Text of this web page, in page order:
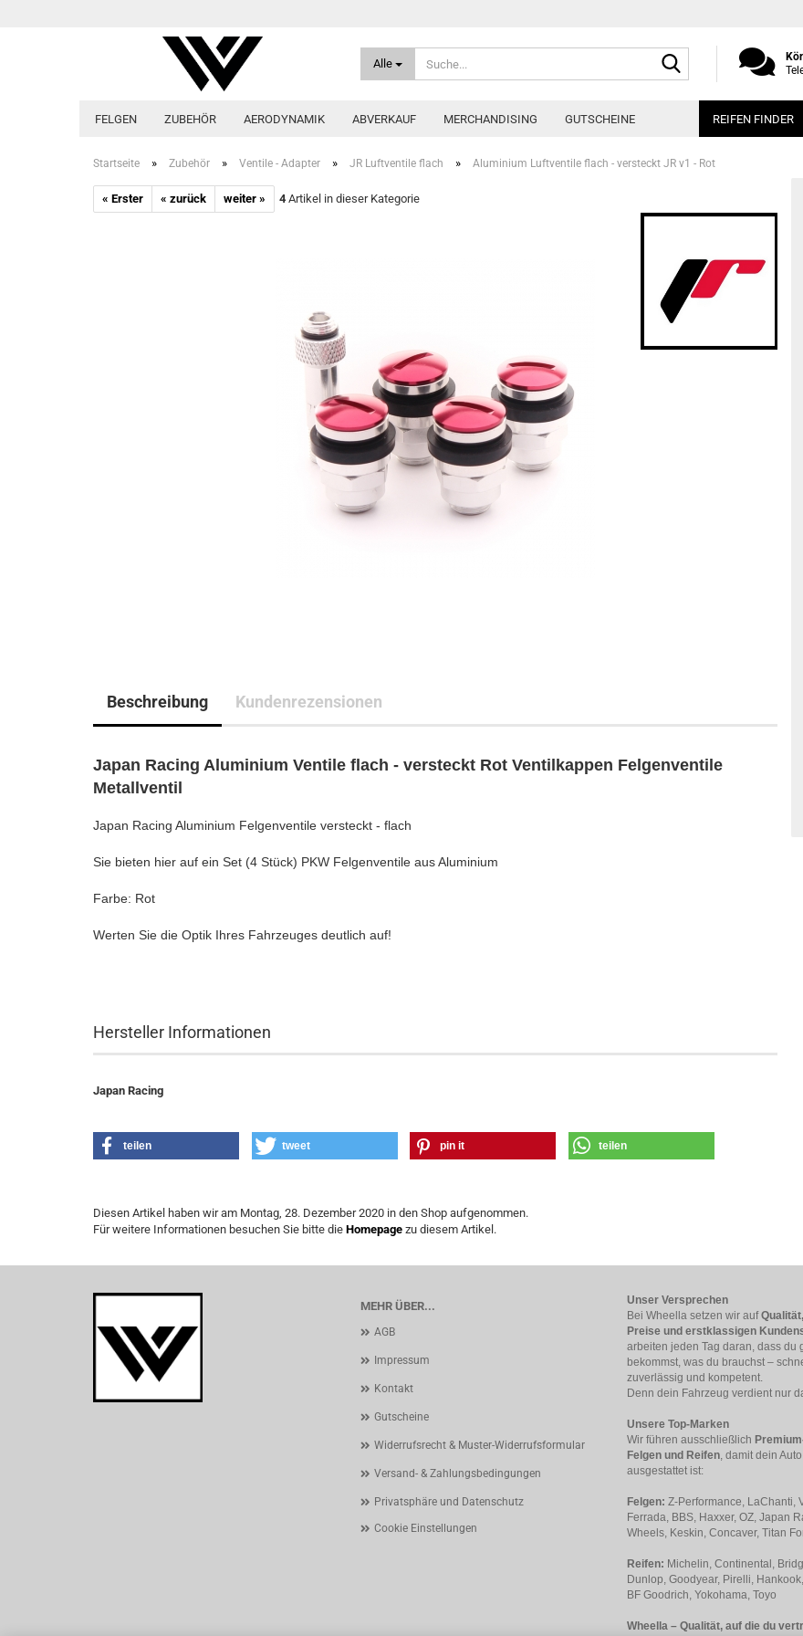
Alle
FELGEN ZUBEHÖR AERODYNAMIK ABVERKAUF MERCHANDISING GUTSCHEINE REIFEN FINDER
Startseite » Zubehör » Ventile - Adapter » JR Luftventile flach » Aluminium Luftventile flach - versteckt JR v1 - Rot
« Erster « zurück weiter » 4 Artikel in dieser Kategorie
Beschreibung Kundenrezensionen
Japan Racing Aluminium Ventile flach - versteckt Rot Ventilkappen Felgenventile
Metallventil
Japan Racing Aluminium Felgenventile versteckt - flach
Sie bieten hier auf ein Set (4 Stück) PKW Felgenventile aus Aluminium
Farbe: Rot
Werten Sie die Optik Ihres Fahrzeuges deutlich auf!
Hersteller Informationen
Japan Racing
teilen tweet pin it teilen
Diesen Artikel haben wir am Montag, 28. Dezember 2020 in den Shop aufgenommen.
Für weitere Informationen besuchen Sie bitte die Homepage zu diesem Artikel.
MEHR ÜBER...
AGB
Impressum
Kontakt
Gutscheine
Widerrufsrecht & Muster-Widerrufsformular
Versand- & Zahlungsbedingungen
Privatsphäre und Datenschutz
Cookie Einstellungen
Unser Versprechen
Bei Wheella setzen wir auf
Preise und erstklassigen
arbeiten jeden Tag daran, dass du
bekommst, was du brauchst –
zuverlässig und kompetent.
Denn dein Fahrzeug verdient nur
Unsere Top-Marken
Wir führen ausschließlich
Felgen und Reifen, damit dein
ausgestattet ist:
Felgen: Z-Performance, LaChanti,
Ferrada, BBS, Haxxer, OZ, Japan
Wheels, Keskin, Concaver, Titan
Reifen: Michelin, Continental,
Dunlop, Goodyear, Pirelli,
BF Goodrich, Yokohama, Toyo
Wheella – Qualität, auf die du